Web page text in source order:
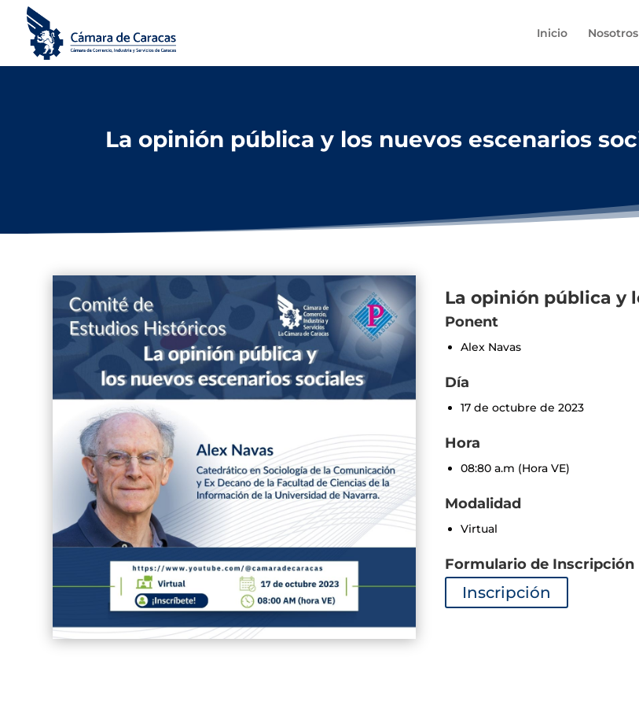
Inicio Nosotros
La opinión pública y los nuevos escenarios
La opinión pública y
Ponent
Alex Navas
Día
17 de octubre de 2023
Hora
08:80 a.m (Hora VE)
Modalidad
Virtual
Formulario de Inscripción
Inscripción